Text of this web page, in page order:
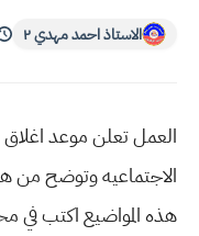
الاستاذ احمد مهدي ٢
العمل تعلن موعد اغلاق
الاجتماعيه وتوضح من
هذه المواضيع اكتب في